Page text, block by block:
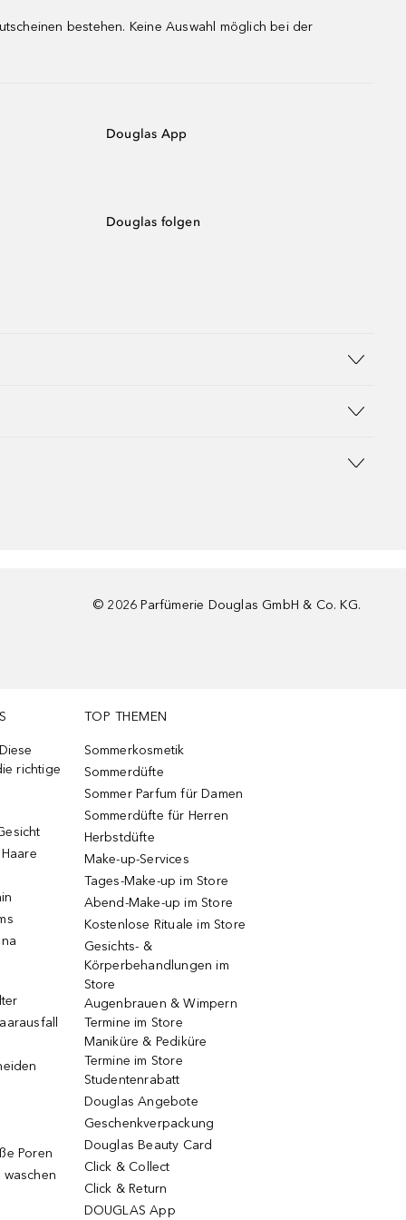
bestehen. Keine Auswahl möglich bei der
Douglas App
Douglas folgen
© 2026 Parfümerie Douglas GmbH & Co. KG.
richtige
Poren
TOP THEMEN
Sommerkosmetik
Sommerdüfte
Sommer Parfum für Damen
Sommerdüfte für Herren
Herbstdüfte
Make-up-Services
Tages-Make-up im Store
Abend-Make-up im Store
Kostenlose Rituale im Store
Gesichts- &
Körperbehandlungen im
Store
Augenbrauen & Wimpern
Termine im Store
Maniküre & Pediküre
Termine im Store
Studentenrabatt
Douglas Angebote
Geschenkverpackung
Douglas Beauty Card
Click & Collect
Click & Return
DOUGLAS App